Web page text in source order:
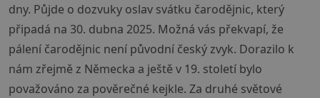
dny. Půjde o dozvuky oslav svátku čarodějnic, který
připadá na 30. dubna 2025. Možná vás překvapí, že
pálení čarodějnic není původní český zvyk. Dorazilo k
nám zřejmě z Německa a ještě v 19. století bylo
považováno za pověrečné kejkle. Za druhé světové